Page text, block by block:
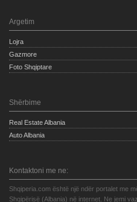
Argetim
Lojra
Gazmore
Foto Shqiptare
Shërbime
Real Estate Albania
Auto Albania
Kontaktoni me ne:
Shqiperia.com është një ndër portalet me
Shqipërisë (Albania) në internet. Ne jemi